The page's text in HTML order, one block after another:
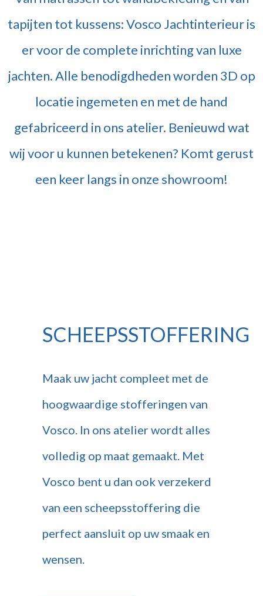
tapijten tot kussens: Vosco Jachtinterieur is
er voor de complete inrichting van luxe
jachten. Alle benodigdheden worden 3D op
locatie ingemeten en met de hand
gefabriceerd in ons atelier. Benieuwd wat
wij voor u kunnen betekenen? Komt gerust
een keer langs in onze showroom!
SCHEEPSSTOFFERING
Maak uw jacht compleet met de
hoogwaardige stofferingen van
Vosco. In ons atelier wordt alles
volledig op maat gemaakt. Met
Vosco bent u dan ook verzekerd
van een scheepsstoffering die
perfect aansluit op uw smaak en
wensen.